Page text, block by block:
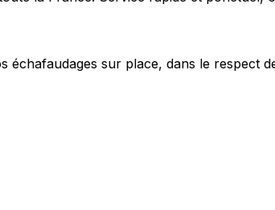
sur place, dans le respect